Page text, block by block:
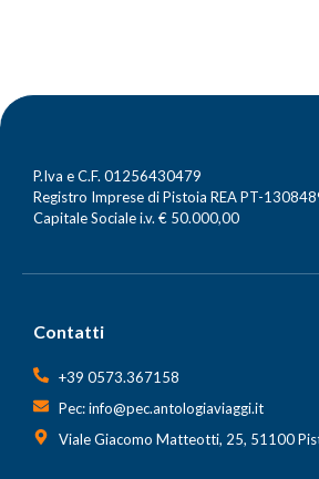
P.Iva e C.F. 01256430479
Registro Imprese di Pistoia REA PT-
Capitale Sociale i.v. € 50.000,00
Contatti
+39 0573.367158
Pec: info@pec.antologiaviaggi.it
Viale Giacomo Matteotti, 25, 51100